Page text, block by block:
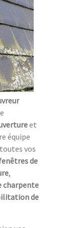
et
équipe
vos
de
,
charpente
de